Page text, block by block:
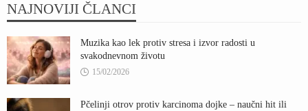
NAJNOVIJI ČLANCI
Muzika kao lek protiv stresa i izvor radosti u
svakodnevnom životu
15/02/2026
Pčelinji otrov protiv karcinoma dojke – naučni hit ili